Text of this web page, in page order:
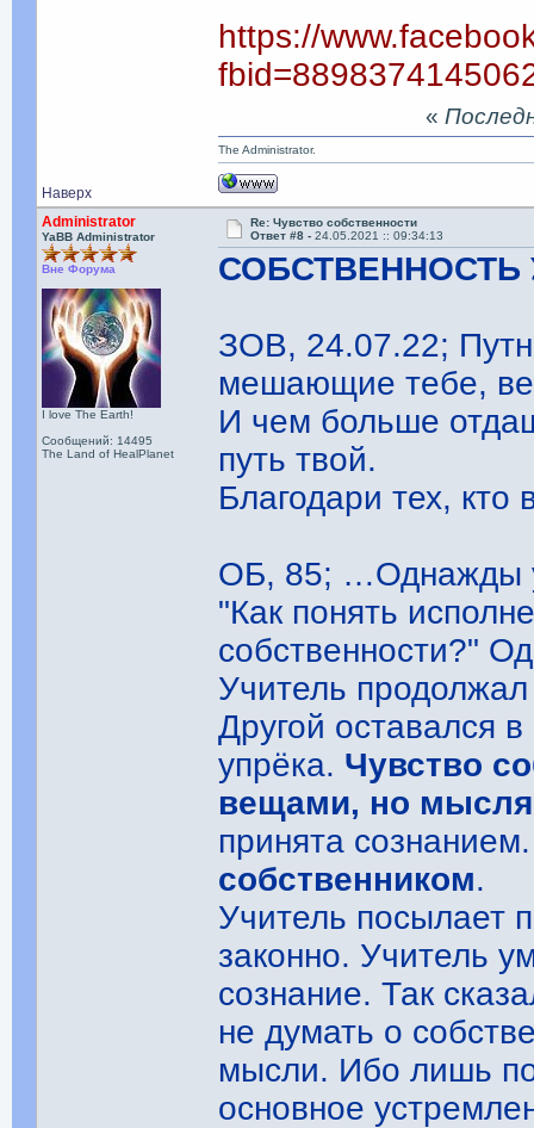
https://
Наверх
«
The Administrator.
Administrator
YaBB Administrator
Вне Форума
I love The Earth!
Сообщений: 14495
The Land of HealPlanet
Re: Чувство собственности
Ответ #8 -24.05.2021 :: 09:34:13
СОБСТВЕННОСТЬ
ЗОВ, 24.07.22;
мешающие тебе,
И чем больше
путь твой.
Благодари тех, кто
ОБ, 85; …Однажды
"Как понять
собственности?"
Учитель продолжал
Другой оставался
упрёка. Чувство
вещами, но
принята сознанием.
собственником.
Учитель посылает
законно. Учитель
сознание. Так
не думать о
мысли. Ибо лишь
основное